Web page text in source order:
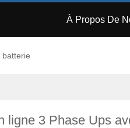
À Propos De
batterie
ligne 3 Phase Ups